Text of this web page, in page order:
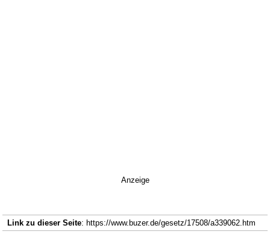
Anzeige
Link zu dieser Seite: https://www.buzer.de/gesetz/17508/a339062.htm